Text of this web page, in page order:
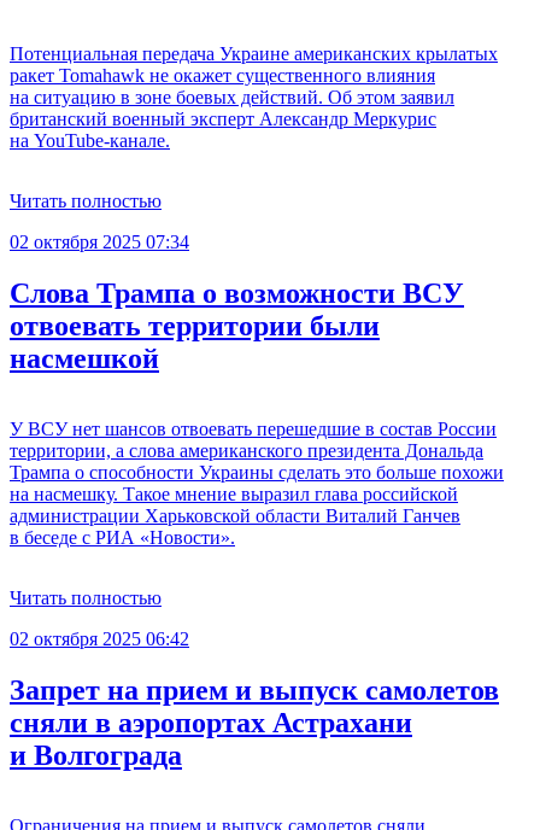
Потенциальная передача Украине американских крылатых
ракет Tomahawk не окажет существенного влияния
на ситуацию в зоне боевых действий. Об этом заявил
британский военный эксперт Александр Меркурис
на YouTube-канале.
Читать полностью
02 октября 2025 07:34
Слова Трампа о возможности ВСУ
отвоевать территории были
насмешкой
У ВСУ нет шансов отвоевать перешедшие в состав России
территории, а слова американского президента Дональда
Трампа о способности Украины сделать это больше похожи
на насмешку. Такое мнение выразил глава российской
администрации Харьковской области Виталий Ганчев
в беседе с РИА «Новости».
Читать полностью
02 октября 2025 06:42
Запрет на прием и выпуск самолетов
сняли в аэропортах Астрахани
и Волгограда
Ограничения на прием и выпуск самолетов сняли